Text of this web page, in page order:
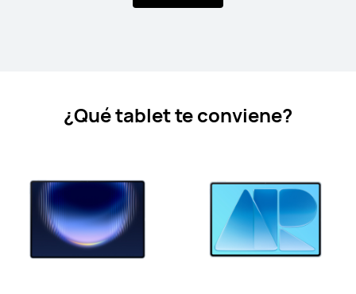
HUAWEI MatePad 11.5
11 pulgadas
HUAWEI MatePad SE
¿Qué tablet te conviene?